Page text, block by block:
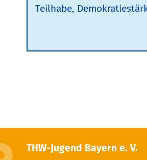
Teilhabe,
THW-Jugend Bayern e. V.